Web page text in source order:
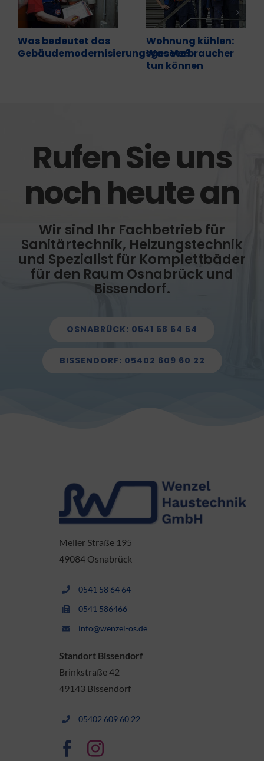
Was bedeutet das
Gebäudemodernisierungsgesetz?
Wohnung kühlen:
Was Verbraucher
tun können
Rufen Sie uns
noch heute an
Wir sind Ihr Fachbetrieb für
Sanitärtechnik, Heizungstechnik
und Spezialist für Komplettbäder
für den Raum Osnabrück und
Bissendorf.
OSNABRÜCK: 0541 58 64 64
BISSENDORF: 05402 609 60 22
Meller Straße 195
49084 Osnabrück
0541 58 64 64
0541 586466
info@wenzel-os.de
Standort Bissendorf
Brinkstraße 42
49143 Bissendorf
05402 609 60 22